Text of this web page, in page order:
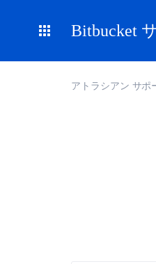
Bitbucket
アトラシアン サポ